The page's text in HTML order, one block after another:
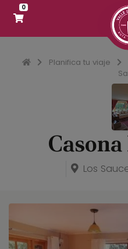
0
InicioPlanifica tu viaje
Los